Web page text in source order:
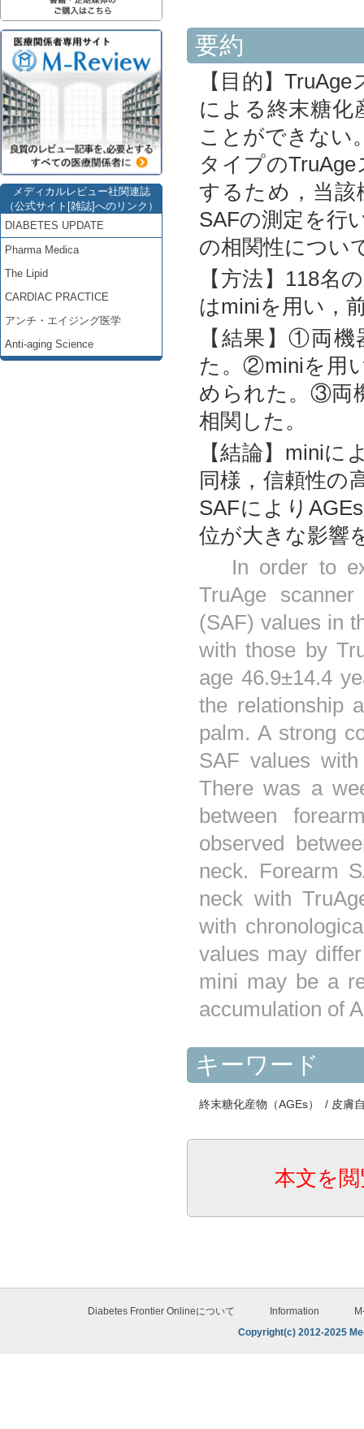
メディカルレビュー社関連誌
（公式サイト[雑誌]へのリンク）
DIABETES UPDATE
Pharma Medica
The Lipid
CARDIAC PRACTICE
アンチ・エイジング医学
Anti-aging Science
要約
【目的】
による終末糖化
ことができない
タイプの
するため，当
SAFの測定を行
の相関性につい
【方法】118名
はminiを用い，
【結果】①両
た。②miniを用
められた。③両
相関した。
【結論】miniに
同様，信頼性の
SAFにより
位が大きな影響
In order to
TruAge
(SAF) values in
with those by
age 46.9±14.4
the relationship
palm. A strong
SAF values
There was a
between
observed
neck. Forearm
neck with
with
values may
mini may be a
accumulation of
キーワード
終末糖化産物（AGEs） / 皮膚
本文を
Diabetes Frontier Onlineについて Information
Copyright(c) 2012-2025